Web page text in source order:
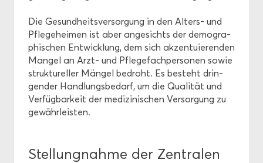
Die Ge­sund­heits­ver­sor­gung in den Alters-​ und
Pfle­ge­hei­men ist aber an­ge­sichts der de­mo­gra­
phi­schen Ent­wick­lung, dem sich ak­zen­tu­ie­ren­den
Man­gel an Arzt- und Pfle­ge­fach­per­so­nen sowie
struk­tu­rel­ler Män­gel be­droht. Es be­steht drin­
gen­der Hand­lungs­be­darf, um die Qua­li­tät und
Ver­füg­bar­keit der me­di­zi­ni­schen Ver­sor­gung zu
ge­währ­leis­ten.
Stel­lung­nah­me der Zen­tra­len